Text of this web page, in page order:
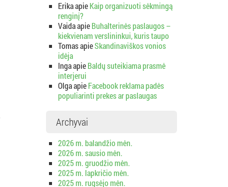
ErikaapieKaip organizuoti sėkmingą
renginį?
VaidaapieBuhalterinės paslaugos –
kiekvienam verslininkui, kuris taupo
TomasapieSkandinaviškos vonios
idėja
IngaapieBaldų suteikiama prasmė
interjerui
OlgaapieFacebook reklama padės
populiarinti prekes ar paslaugas
Archyvai
2026 m. balandžio mėn.
2026 m. sausio mėn.
2025 m. gruodžio mėn.
2025 m. lapkričio mėn.
2025 m. rugsėjo mėn.